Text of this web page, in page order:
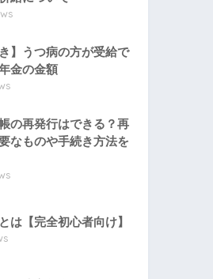
き】うつ病の方が受給で
金の金額
の再発行はできる？再
なものや手続き方法を
は【完全初心者向け】